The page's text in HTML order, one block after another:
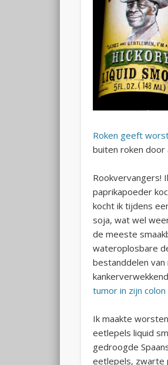
Roken geeft
buiten roken door
Rookvervangers!
paprikapoeder
kocht ik tijdens
soja, wat wel
de meeste
wateroplosbare
bestanddelen
tumor in zijn
Ik maakte
eetlepels liquid
gedroogde
eetlepels, zwarte